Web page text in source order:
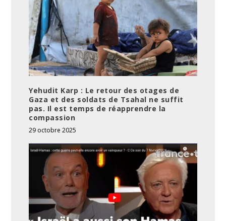
Yehudit Karp : Le retour des otages de
Gaza et des soldats de Tsahal ne suffit
pas. Il est temps de réapprendre la
compassion
29 octobre 2025